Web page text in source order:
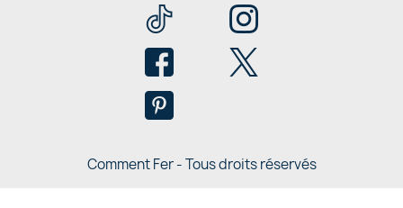
Comment Fer - Tous droits réservés